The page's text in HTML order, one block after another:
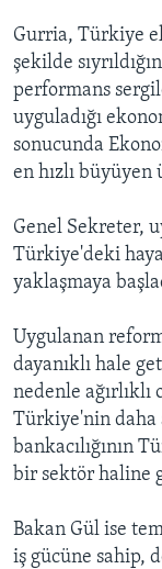
Diller
Gurria, Türkiye
şekilde
performans
uyguladığı
sonucunda
en hızlı
Genel Sekreter,
Türkiye'deki
yaklaşmaya
Uygulanan
dayanıklı hale
nedenle
Türkiye'nin
bankacılığının
bir sektör haline
Bakan Gül ise
iş gücüne sahip,